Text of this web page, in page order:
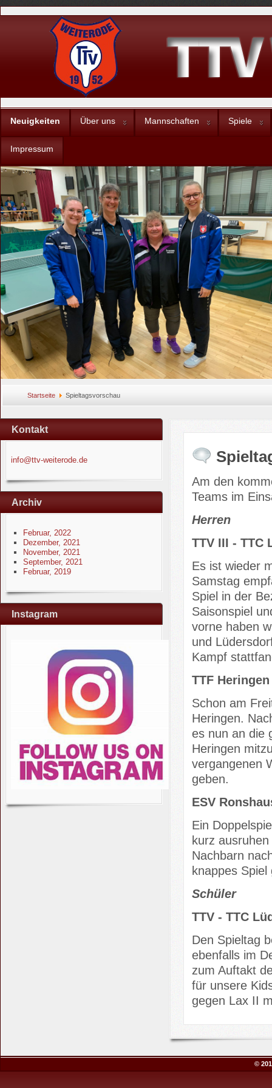
Neuigkeiten Über uns Mannschaften Spiele
Impressum
Startseite Spieltagsvorschau
Kontakt
info@ttv-weiterode.de
Archiv
Februar, 2022
Dezember, 2021
November, 2021
September, 2021
Februar, 2019
Instagram
Am den
Teams im
Herren
TTV III - TTC
Es ist wieder
Samstag
Spiel in der
Saisonspiel
vorne haben
und
Kampf
TTF
Schon am
Heringen.
es nun an die
Heringen
vergangenen
geben.
ESV
Ein
kurz
Nachbarn
knappes
Schüler
TTV - TTC
Den Spieltag
ebenfalls im
zum Auftakt
für unsere
gegen Lax II
©